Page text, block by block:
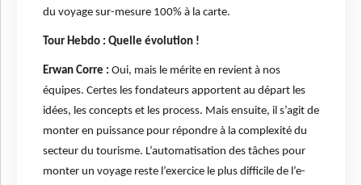
du voyage sur-mesure 100% à la carte.
Tour Hebdo : Quelle évolution !
Erwan Corre : Oui, mais le mérite en revient à nos
équipes. Certes les fondateurs apportent au départ les
idées, les concepts et les process. Mais ensuite, il s’agit de
monter en puissance pour répondre à la complexité du
secteur du tourisme. L’automatisation des tâches pour
monter un voyage reste l’exercice le plus difficile de l’e-